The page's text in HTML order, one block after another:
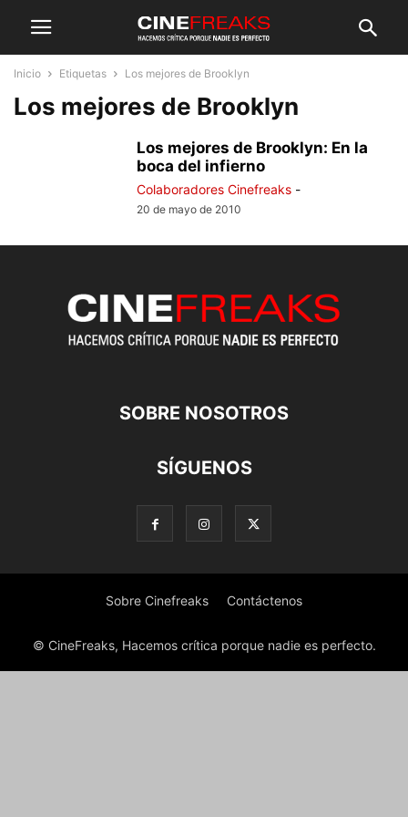
Inicio Etiquetas Los mejores de Brooklyn
Los mejores de Brooklyn
Los mejores de Brooklyn: En la
boca del infierno
Colaboradores Cinefreaks -
20 de mayo de 2010
SOBRE NOSOTROS
SÍGUENOS
Sobre Cinefreaks Contáctenos
© CineFreaks, Hacemos crítica porque nadie es perfecto.